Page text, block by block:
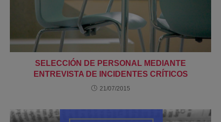
SELECCIÓN DE PERSONAL MEDIANTE
ENTREVISTA DE INCIDENTES CRÍTICOS
21/07/2015